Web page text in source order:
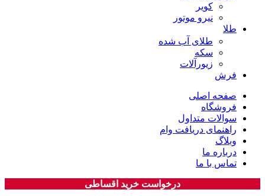
کویر
نیرو موتور
طلا
طلای آب شده
سکه
زیورآلات
فرش
صفحه اصلی
فروشگاه
سوالات متداول
راهنمای دریافت وام
وبلاگ
درباره ما
تماس با ما
درخواست خرید اقساطی